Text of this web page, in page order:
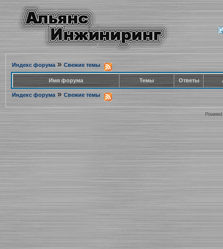
Индекс форума» Свежие темы
Имя форума Темы Ответы
Индекс форума » Свежие темы